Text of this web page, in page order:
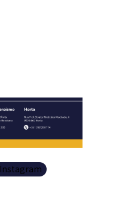
Instagram